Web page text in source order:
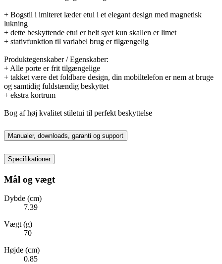
+ Bogstil i imiteret læder etui i et elegant design med magnetisk
lukning
+ dette beskyttende etui er helt syet kun skallen er limet
+ stativfunktion til variabel brug er tilgængelig
Produktegenskaber / Egenskaber:
+ Alle porte er frit tilgængelige
+ takket være det foldbare design, din mobiltelefon er nem at bruge
og samtidig fuldstændig beskyttet
+ ekstra kortrum
Bog af høj kvalitet stiletui til perfekt beskyttelse
Manualer, downloads, garanti og support
Specifikationer
Mål og vægt
Dybde (cm)
7.39
Vægt (g)
70
Højde (cm)
0.85